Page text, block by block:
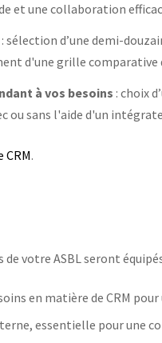
et une collaboration
: sélection d’une demi-
d'une grille comparative
à vos besoins : choix
ou sans l'aide d'un
CRM.
votre ASBL seront
en matière de CRM
essentielle pour une